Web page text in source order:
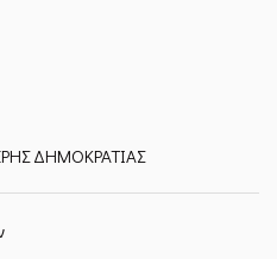
ΔΗΜΟΚΡΑΤΙΑΣ